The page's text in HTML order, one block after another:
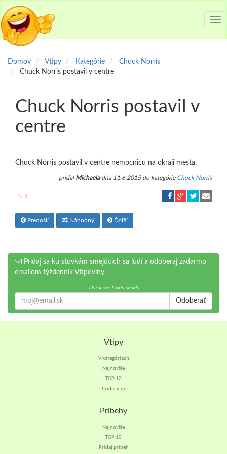
Domov Vtipy Kategórie
Chuck Norris
Chuck Norris postavil v centre
Chuck Norris postavil v
centre
Chuck Norris postavil v centre nemocnicu na okraji mesta.
pridal Michaeladňa 11.6.2015 do kategórie Chuck Norris
5
Predošlí Náhodný Ďaľší
Pridaj sa ku stovkám smejúcich sa ľudí a odoberaj zadarmo
emailom týždenník Vtipoviny.
Doručené každú nedeľu
Odoberať
Vtipy
V kategóriach
Najnovšie
TOP 10
Pridaj vtip
Príbehy
Najnovšie
TOP 10
Pridaj príbeh